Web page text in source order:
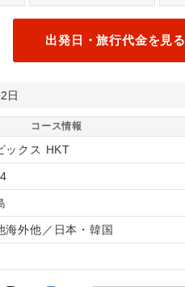
出発日・旅行代金を見る
日
コース情報
ックス HKT
海外他／日本・韓国